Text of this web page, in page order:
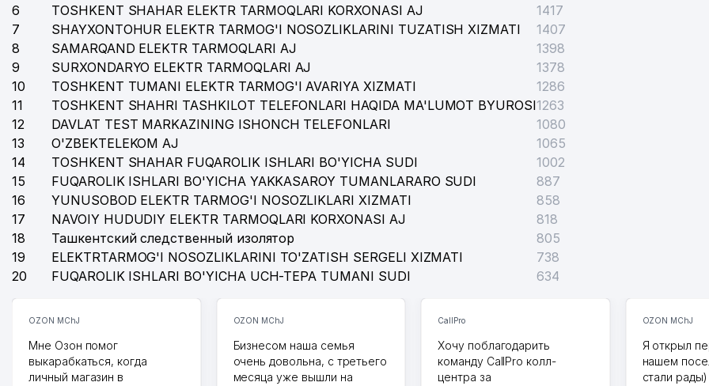
CREATIVE BUSINESS PRINT OILAVIY KORXONASI
MASHARIPOV D.M. YAKKA TARTIBDAGI TADBIRKOR
DREAMBOAT NODAVLAT TA'LIM MUASSASASI
SANDAL XUSUSIY KORXONASI
GARANT CONSULTING GROUP MChJ
MONOLITH GROUP SERVICE MChJ
STIMUL TEXTIL MChJ
TOSHKENT ARXITEKTURA-QURILISH INSTITUTI
45 2-chi RESPUBLIKA TIBBIYOT KOLLEJI
GLOBAL BUSINESS SERVICES MChJ
6
TOSHKENT SHAHAR ELEKTR TARMOQLARI KORXONASI AJ
1417
7
SHAYXONTOHUR ELEKTR TARMOG'I NOSOZLIKLARINI TUZATISH XIZMATI
1407
8
SAMARQAND ELEKTR TARMOQLARI AJ
1398
9
SURXONDARYO ELEKTR TARMOQLARI AJ
1378
10
TOSHKENT TUMANI ELEKTR TARMOG'I AVARIYA XIZMATI
1286
11
TOSHKENT SHAHRI TASHKILOT TELEFONLARI HAQIDA MA'LUMOT BYUROSI1263
12
DAVLAT TEST MARKAZINING ISHONCH TELEFONLARI
1080
13
O'ZBEKTELEKOM AJ
1065
14
TOSHKENT SHAHAR FUQAROLIK ISHLARI BO'YICHA SUDI
1002
15
FUQAROLIK ISHLARI BO'YICHA YAKKASAROY TUMANLARARO SUDI
887
16
YUNUSOBOD ELEKTR TARMOG'I NOSOZLIKLARI XIZMATI
858
17
NAVOIY HUDUDIY ELEKTR TARMOQLARI KORXONASI AJ
818
18
Ташкентский следственный изолятор
805
19
ELEKTRTARMOG'I NOSOZLIKLARINI TO'ZATISH SERGELI XIZMATI
738
20
FUQAROLIK ISHLARI BO'YICHA UCH-TEPA TUMANI SUDI 634
OZON MChJ
Мне Озон помог
выкарабкаться, когда
личный магазин в
OZON MChJ
Бизнесом наша семья
очень довольна, с третьего
месяца уже вышли на
CallPro
Хочу поблагодарить
команду CallPro колл-
центра за
OZON MChJ
Я открыл
нашем
стали